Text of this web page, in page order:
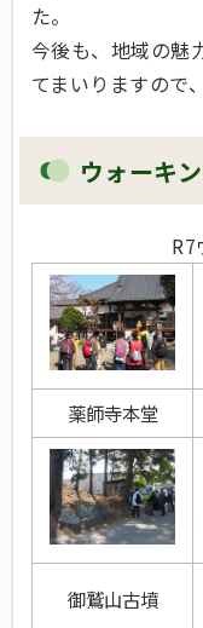
た。
今後も、地域の魅
てまいりますので
ウォーキ
薬師寺本堂
御鷲山古墳